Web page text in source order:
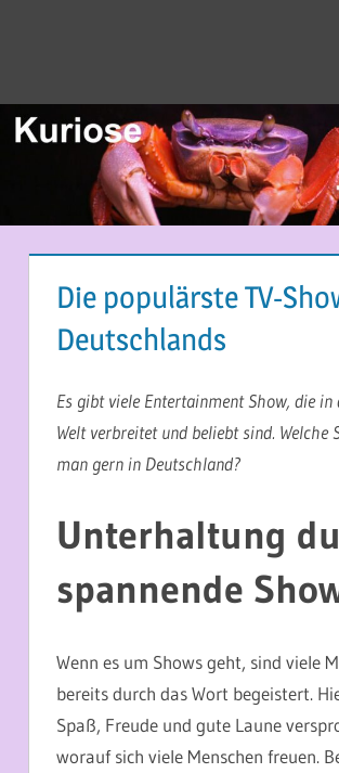
Die populärste TV-
Deutschlands
Es gibt viele Entertainment Show, die in
Welt verbreitet und beliebt sind. Welche
man gern in Deutschland?
Unterhaltung
spannende
Wenn es um Shows geht, sind viele
bereits durch das Wort begeistert.
Spaß, Freude und gute Laune
worauf sich viele Menschen freuen.